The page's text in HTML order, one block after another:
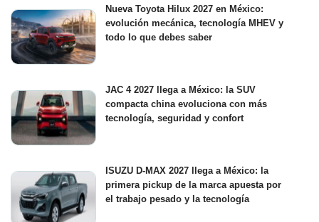
Nueva Toyota Hilux 2027 en México:
evolución mecánica, tecnología MHEV y
todo lo que debes saber
JAC 4 2027 llega a México: la SUV
compacta china evoluciona con más
tecnología, seguridad y confort
ISUZU D-MAX 2027 llega a México: la
primera pickup de la marca apuesta por
el trabajo pesado y la tecnología